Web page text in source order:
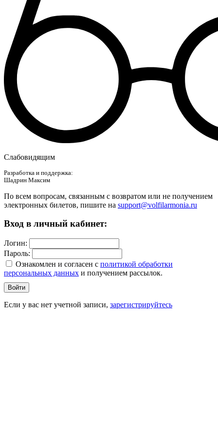
Слабовидящим
Разработка и поддержка:
Шадрин Максим
По всем вопросам, связанным с возвратом или не получением
электронных билетов, пишите на support@volfilarmonia.ru
Вход в личный кабинет:
Логин:
Пароль:
Ознакомлен и согласен c политикой обработки
персональных данных и получением рассылок.
Войти
Если у вас нет учетной записи, зарегистрируйтесь